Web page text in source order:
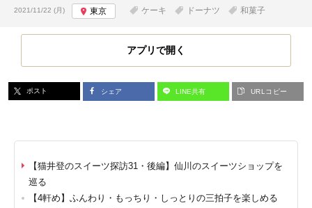
投稿日:
2021/11/22 (月) 東京 ケーキ ドーナツ 和菓子
アプリで開く
ポスト シェア LINE共有 URLコピー
【猫井登のスイーツ探訪31・後編】仙川のスイーツショップを
巡る
【4軒め】ふんわり・もっちり・しっとりの三拍子を楽しめる